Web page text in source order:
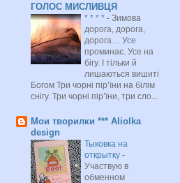
ГОЛОС МИСЛИВЦЯ
* * * * - Зимова
дорога, дорога,
дорога… Усе
проминає. Усе на
бігу. І тільки й
лишаються вишиті
Богом Три чорні пір’їни на білім
снігу. Три чорні пір’їни, три сло...
Мои творилки *** Aliolka
design
Тыковка на
открытку -
Участвую в
обменном